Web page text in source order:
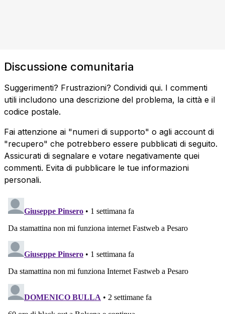
Discussione comunitaria
Suggerimenti? Frustrazioni? Condividi qui. I commenti
utili includono una descrizione del problema, la città e il
codice postale.
Fai attenzione ai "numeri di supporto" o agli account di
"recupero" che potrebbero essere pubblicati di seguito.
Assicurati di segnalare e votare negativamente quei
commenti. Evita di pubblicare le tue informazioni
personali.